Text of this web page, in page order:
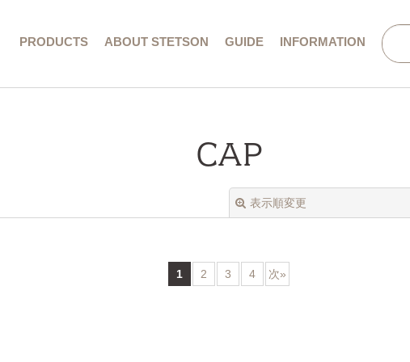
PRODUCTS ABOUT STETSON GUIDE INFORMATION
CAP
表示順変更
1 2 3 4 次»